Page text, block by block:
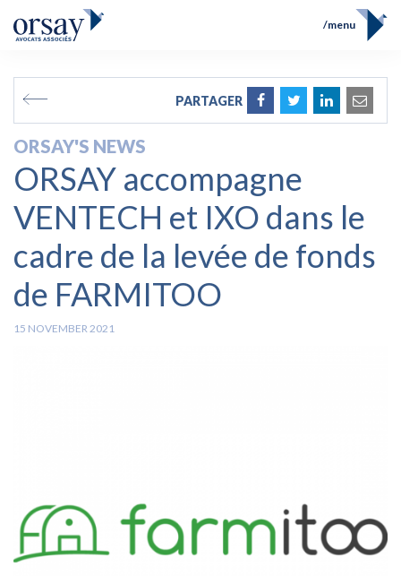
FR
menu
Expertises
Prix et Distinctions
Opérations
News
Contact
PARTAGER
ORSAY'S NEWS
ORSAY accompagne
VENTECH et IXO dans le
cadre de la levée de fonds
de FARMITOO
15 NOVEMBER 2021